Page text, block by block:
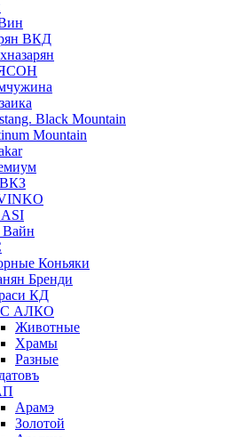
ВКД
Black Mountain
Mountain
Коньяки
Бренди
КД
АЛКО
Животные
Храмы
Разные
Арамэ
Золотой